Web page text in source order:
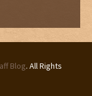
Blog. All Rights